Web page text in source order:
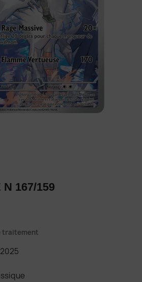
N 167/159
traitement